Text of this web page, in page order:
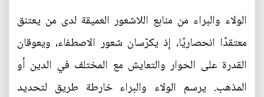
الولاء والبراء من منابع اللاشعور العميقة لدى من يعتنق
معتقدًا انحصاريًا، إذ يكرّسان شعور الاصطفاء، ويعوقان
القدرة على الحوار والتعايش مع المختلف في الدين أو
المذهب. يرسم الولاء والبراء خارطة طريق لتحديد